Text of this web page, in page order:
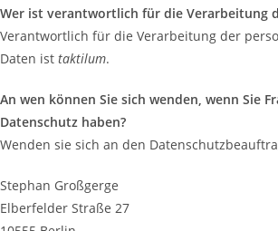
Wer ist verantwortlich für die Verarbeitung
Verantwortlich für die Verarbeitung der
Daten ist taktilum.
An wen können Sie sich wenden, wenn Sie
Datenschutz haben?
Wenden sie sich an den
Stephan Großgerge
Elberfelder Straße 27